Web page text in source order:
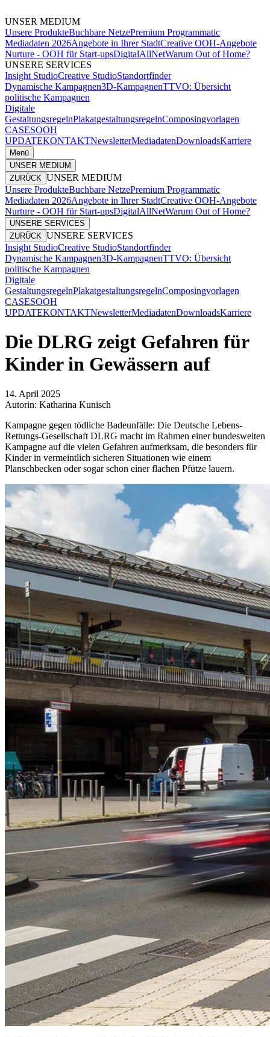
UNSER MEDIUM
Unsere ProdukteBuchbare NetzePremium Programmatic
Mediadaten 2026Angebote in Ihrer StadtCreative OOH-Angebote
Nurture - OOH für Start-upsDigitalAllNetWarum Out of Home?
UNSERE SERVICES
Insight StudioCreative StudioStandortfinder
Dynamische Kampagnen3D-KampagnenTTVO: Übersicht
politische Kampagnen
Digitale
GestaltungsregelnPlakatgestaltungsregelnComposingvorlagen
CASESOOH
UPDATEKONTAKTNewsletterMediadatenDownloadsKarriere
Menü
UNSER MEDIUM
ZURÜCK UNSER MEDIUM
Unsere ProdukteBuchbare NetzePremium Programmatic
Mediadaten 2026Angebote in Ihrer StadtCreative OOH-Angebote
Nurture - OOH für Start-upsDigitalAllNetWarum Out of Home?
UNSERE SERVICES
ZURÜCK UNSERE SERVICES
Insight StudioCreative StudioStandortfinder
Dynamische Kampagnen3D-KampagnenTTVO: Übersicht
politische Kampagnen
Digitale
GestaltungsregelnPlakatgestaltungsregelnComposingvorlagen
CASESOOH
UPDATEKONTAKTNewsletterMediadatenDownloadsKarriere
Die DLRG zeigt Gefahren für
Kinder in Gewässern auf
14. April 2025
Autorin: Katharina Kunisch
Kampagne gegen tödliche Badeunfälle: Die Deutsche Lebens-
Rettungs-Gesellschaft DLRG macht im Rahmen einer bundesweiten
Kampagne auf die vielen Gefahren aufmerksam, die besonders für
Kinder in vermeintlich sicheren Situationen wie einem
Planschbecken oder sogar schon einer flachen Pfütze lauern.